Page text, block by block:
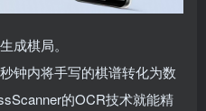
成棋局。
钟内将手写的棋谱转化为数
的OCR技术就能精